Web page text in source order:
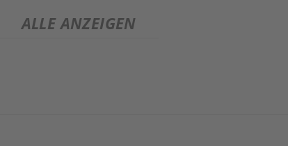
ALLE ANZEIGEN